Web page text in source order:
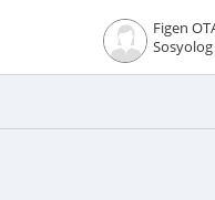
Figen
Sosyolog